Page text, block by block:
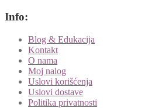
Info:
Blog & Edukacija
Kontakt
O nama
Moj nalog
Uslovi korišćenja
Uslovi dostave
Politika privatnosti